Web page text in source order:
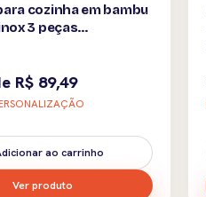
cozinha em bambu
3 peças
R$ 89,49
ao carrinho
Ver produto